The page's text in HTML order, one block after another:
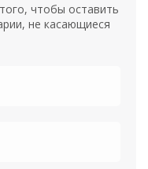
чтобы оставить
не касающиеся